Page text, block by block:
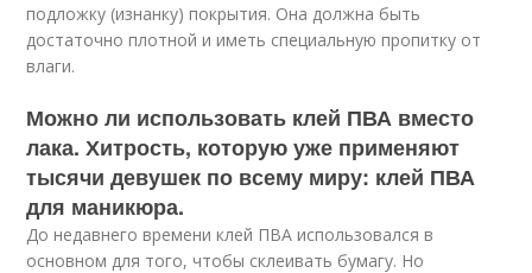
подложку (изнанку) покрытия. Она должна быть
достаточно плотной и иметь специальную пропитку от
влаги.
Можно ли использовать клей ПВА вместо
лака. Хитрость, которую уже применяют
тысячи девушек по всему миру: клей ПВА
для маникюра.
До недавнего времени клей ПВА использовался в
основном для того, чтобы склеивать бумагу. Но